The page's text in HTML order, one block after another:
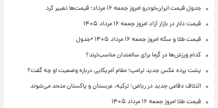
جدول قیمت ایران‌خودرو امروز جمعه ۱۶ مرداد؛ قیمت‌ها تغییر کرد
قیمت دلار در بازار آزاد امروز جمعه ۱۶ مرداد ۱۴۰۵
قیمت طلا و سکه امروز جمعه ۱۶ مرداد ۱۴۰۵ +جدول
کدام ورزش‌ها در گرما برای سالمندان مناسب‌ترند؟
پشت پرده عکس جدید ترامپ؛ مقام آمریکایی درباره وضعیت او چه گفت؟
ائتلاف دفاعی جدید در ریاض؛ ترکیه، عربستان و پاکستان متحد می‌شوند
قیمت طلا امروز جمعه ۱۶ مرداد ۱۴۰۵